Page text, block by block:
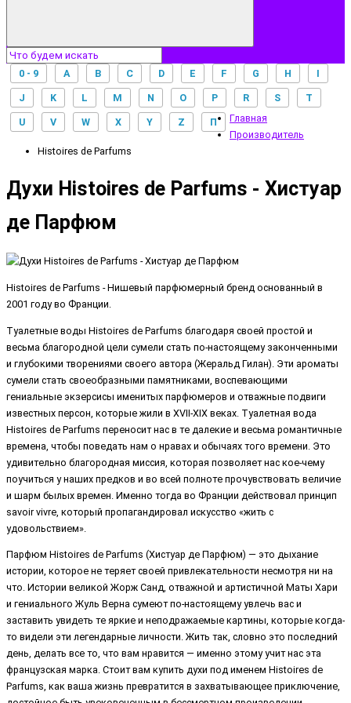
0 - 9 A B C D E F G H I
J K L M N O P R S T
U V W X Y Z П
Главная
Производитель
Histoires de Parfums
Духи Histoires de Parfums - Хистуар
де Парфюм
Histoires de Parfums - Нишевый парфюмерный бренд основанный в
2001 году во Франции.
Туалетные воды Histoires de Parfums благодаря своей простой и
весьма благородной цели сумели стать по-настоящему законченными
и глубокими творениями своего автора (Жеральд Гилан). Эти ароматы
сумели стать своеобразными памятниками, воспевающими
гениальные экзерсисы именитых парфюмеров и отважные подвиги
известных персон, которые жили в XVII-XIX веках. Туалетная вода
Histoires de Parfums переносит нас в те далекие и весьма романтичные
времена, чтобы поведать нам о нравах и обычаях того времени. Это
удивительно благородная миссия, которая позволяет нас кое-чему
поучиться у наших предков и во всей полноте прочувствовать величие
и шарм былых времен. Именно тогда во Франции действовал принцип
savoir vivre, который пропагандировал искусство «жить с
удовольствием».
Парфюм Histoires de Parfums (Хистуар де Парфюм) — это дыхание
истории, которое не теряет своей привлекательности несмотря ни на
что. Истории великой Жорж Санд, отважной и артистичной Маты Хари
и гениального Жуль Верна сумеют по-настоящему увлечь вас и
заставить увидеть те яркие и неподражаемые картины, которые когда-
то видели эти легендарные личности. Жить так, словно это последний
день, делать все то, что вам нравится — именно этому учит нас эта
французская марка. Стоит вам купить духи под именем Histoires de
Parfums, как ваша жизнь превратится в захватывающее приключение,